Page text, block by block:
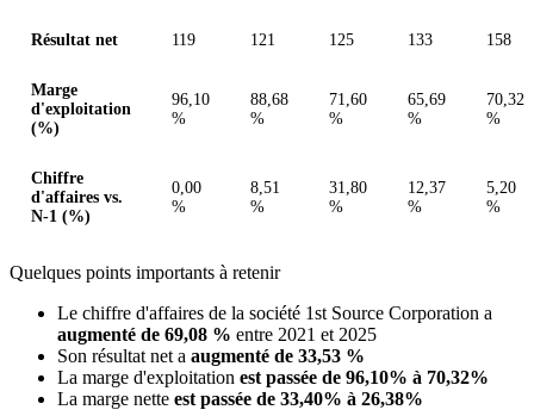
Résultat net 119 121 125 133 158
Marge
d'exploitation
(%)
96,10
%
88,68
%
71,60
%
65,69
%
70,32
%
Chiffre
d'affaires vs.
N-1 (%)
0,00
%
8,51
%
31,80
%
12,37
%
5,20
%
Quelques points importants à retenir
Le chiffre d'affaires de la société 1st Source Corporation a
augmenté de 69,08 % entre 2021 et 2025
Son résultat net a augmenté de 33,53 %
La marge d'exploitation est passée de 96,10% à 70,32%
La marge nette est passée de 33,40% à 26,38%